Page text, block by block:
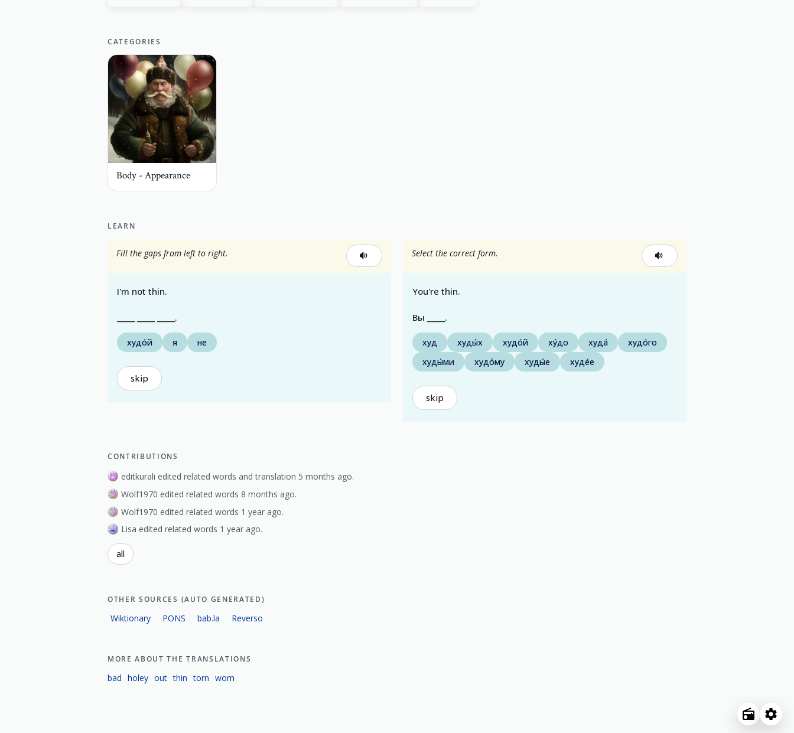
CATEGORIES
Body - Appearance
LEARN
Fill the gaps from left to right.
I'm not thin.
_____ _____ _____.
худо́й я не
skip
Select the correct form.
You're thin.
Вы _____.
худ худы́х худо́й ху́до худа́
худо́го
худы́ми
худо́му худы́е худе́е
skip
CONTRIBUTIONS
editkurali edited related words and translation 5 months ago.
Wolf1970 edited related words 8 months ago.
Wolf1970 edited related words 1 year ago.
Lisa edited related words 1 year ago.
all
OTHER SOURCES (AUTO GENERATED)
Wiktionary PONS bab.la Reverso
MORE ABOUT THE TRANSLATIONS
bad holey out thin torn worn